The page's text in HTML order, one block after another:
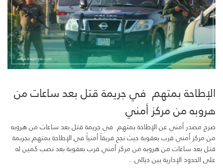
الإطاحة بمتهم في جريمة قتل بعد ساعات من
هروبه من مركز أمني
صرح مصدر أمني عن الإطاحة بمتهم في جريمة قتل بعد ساعات من هروبه
من مركز أمني قرب بعقوبة حيث نجح فريقاً أمنياً في الإطاحة بمتهم بجريمة
قتل بعد ساعات من هروبه من مركز أمني قرب بعقوبة بعد نصب كمين له
على الحدود الإدارية بين ديالى...